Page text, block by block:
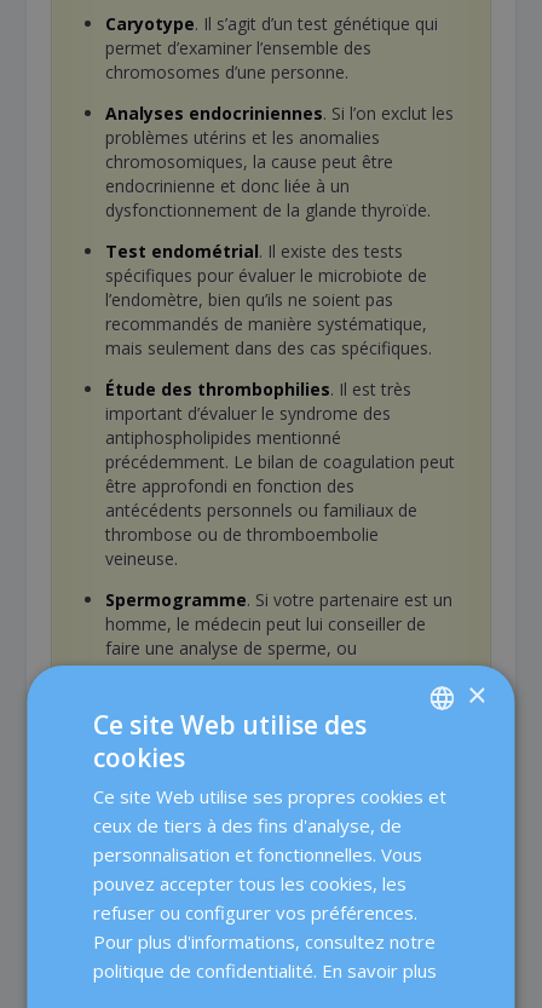
Caryotype. Il s’agit d’un test génétique qui
permet d’examiner l’ensemble des
chromosomes d’une personne.
Analyses endocriniennes. Si l’on exclut les
problèmes utérins et les anomalies
chromosomiques, la cause peut être
endocrinienne et donc liée à un
dysfonctionnement de la glande thyroïde.
Test endométrial. Il existe des tests
spécifiques pour évaluer le microbiote de
l’endomètre, bien qu’ils ne soient pas
recommandés de manière systématique,
mais seulement dans des cas spécifiques.
Étude des thrombophilies. Il est très
important d’évaluer le syndrome des
antiphospholipides mentionné
précédemment. Le bilan de coagulation peut
être approfondi en fonction des
antécédents personnels ou familiaux de
thrombose ou de thromboembolie
veineuse.
Spermogramme. Si votre partenaire est un
homme, le médecin peut lui conseiller de
faire une analyse de sperme, ou
spermogramme, qui permet d’observer la
spermatozoïdes, ainsi que d’en mesurer la
concentration.
FISH des spermatozoïdes et test de
fragmentation de l’ADN spermatique.
Le FISH est une technique qui permet
d’analyser le contenu chromosomique des
spermatozoïdes. Aussi, une fragmentation
de l’ADN des spermatozoïdes élevée peut
être la cause des fausses couches à
répétition.
CATALÀ
DEUTSCH
ITALIANO
×
Ce site Web utilise des
cookies
Ce site Web utilise ses propres cookies et
ceux de tiers à des fins d'analyse, de
personnalisation et fonctionnelles. Vous
pouvez accepter tous les cookies, les
refuser ou configurer vos préférences.
Pour plus d'informations, consultez notre
politique de confidentialité. En savoir plus